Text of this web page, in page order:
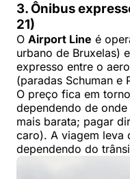
3. Ônibus
21)
O Airport Line é
urbano de Bruxelas)
expresso entre o
(paradas Schuman e
O preço fica em
dependendo de
mais barata; pagar
caro). A viagem leva
dependendo do